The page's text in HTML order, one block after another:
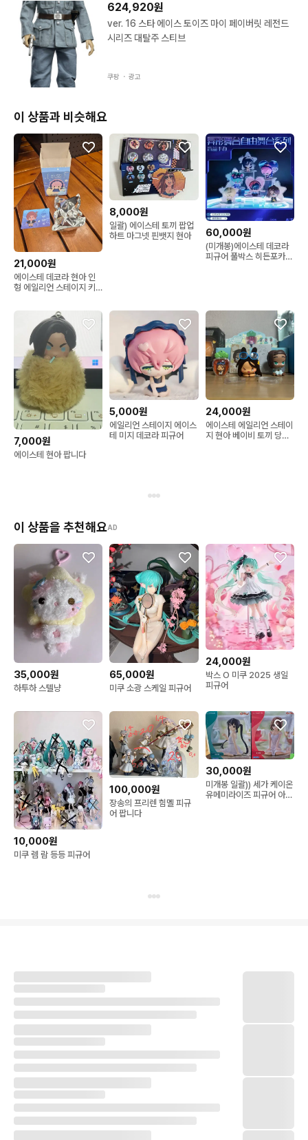
624,920원
ver. 16 스타 에이스 토이즈 마이 페이버릿 레전드
시리즈 대탈주 스티브
쿠팡 ・ 광고
이 상품과 비슷해요
21,000원
에이스테 데코라 현아 인
형 에일리언 스테이지 키
8,000원
일괄) 에이스테 토끼 팝업
하트 마그넷 핀뱃지 현아
60,000원
(미개봉)에이스테 데코라
피규어 풀박스 히든포카
7,000원
에이스테 현아 팝니다
5,000원
에일리언 스테이지 에이스
테 미지 데코라 피규어
24,000원
에이스테 에일리언 스테이
지 현아 베이비 토끼 당근
이 상품을 추천해요AD
35,000원
하투하 스텔냥
65,000원
미쿠 소광 스케일 피규어
24,000원
박스 O 미쿠 2025 생일
피규어
10,000원
미쿠 렘 람 등등 피규어
100,000원
장송의 프리렌 힘멜 피규
어 팝니다
30,000원
미개봉 일괄)) 세가 케이온
유메미라이즈 피규어 아즈